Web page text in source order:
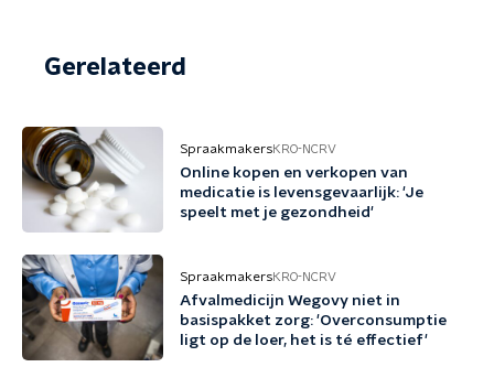
Gerelateerd
SpraakmakersKRO-NCRV
Online kopen en verkopen van
medicatie is levensgevaarlijk: 'Je
speelt met je gezondheid'
SpraakmakersKRO-NCRV
Afvalmedicijn Wegovy niet in
basispakket zorg: 'Overconsumptie
ligt op de loer, het is té effectief'